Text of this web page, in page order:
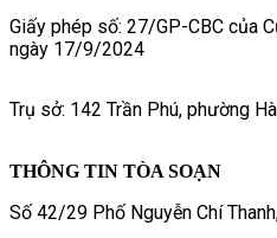
Giấy phép số: 27/GP-CBC của
ngày 17/9/2024
Trụ sở: 142 Trần Phú, phường
THÔNG TIN TÒA SOẠN
Số 42/29 Phố Nguyễn Chí